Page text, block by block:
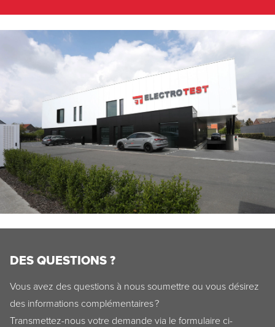
DES QUESTIONS ?
Vous avez des questions à nous soumettre ou vous désirez
des informations complémentaires ?
Transmettez-nous votre demande via le formulaire ci-